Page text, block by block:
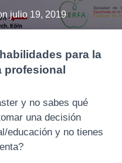
I
G
T
julio 19, 2019
para la
profesional
y no sabes qué
una decisión
educación y no tienes